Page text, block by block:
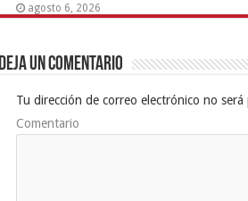
agosto 6, 2026
Deja un comentario
Tu dirección de correo electrónico no será
Comentario